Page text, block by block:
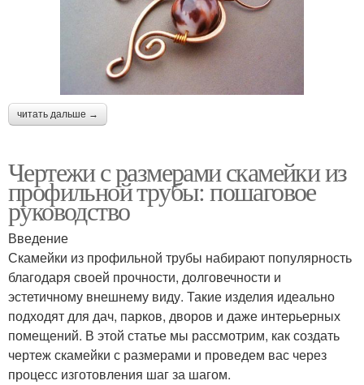
читать дальше →
Чертежи с размерами скамейки из
профильной трубы: пошаговое
руководство
Введение
Скамейки из профильной трубы набирают популярность
благодаря своей прочности, долговечности и
эстетичному внешнему виду. Такие изделия идеально
подходят для дач, парков, дворов и даже интерьерных
помещений. В этой статье мы рассмотрим, как создать
чертеж скамейки с размерами и проведем вас через
процесс изготовления шаг за шагом.